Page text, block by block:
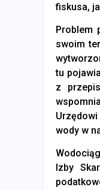
fiskusa,
Problem
swoim
tu
z
Urzędowi
wody w
Izby